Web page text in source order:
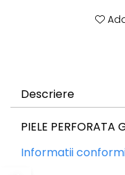
Descriere
PIELE PERFORATA
Informatii